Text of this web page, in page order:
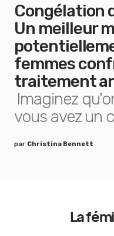
Congélation
Un meilleur
femmes
traitement
Imaginez
vous avez un
par Christina Bennett
La